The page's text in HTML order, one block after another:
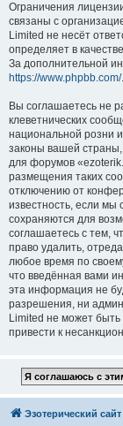
Ограничения
связаны с
Limited не несёт
определяет в
За дополнительной
https://www.phpbb.com/.
Вы соглашаетесь не
клеветнических
национальной розни
законы вашей страны,
для форумов
размещения таких
отключению от
известность, если мы
сохраняются для
соглашаетесь с тем,
право удалить,
любое время по
что введённая вами
эта информация не
разрешения, ни
Limited не может быть
привести к
Эзотерический сайт